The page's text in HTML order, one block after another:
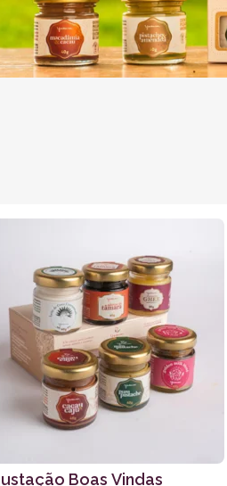
Boas Vindas